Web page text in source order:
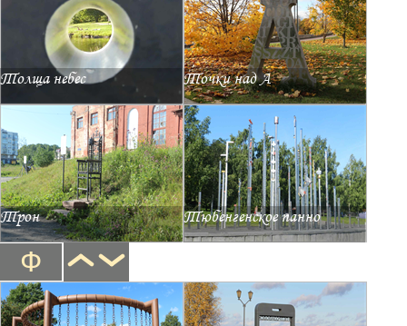
Толща небес Точки над А
Трон Тюбенгенское панно
Ф